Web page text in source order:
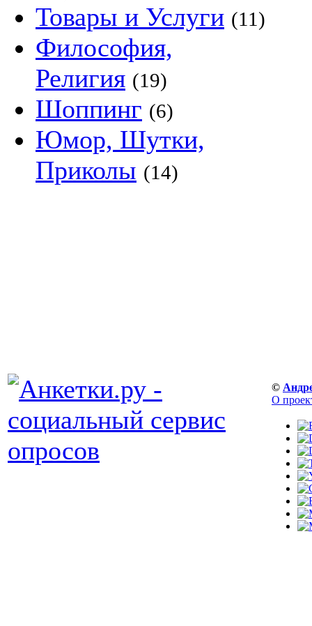
Товары и Услуги (11)
Философия,
Религия (19)
Шоппинг (6)
Юмор, Шутки,
Приколы (14)
©
О